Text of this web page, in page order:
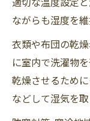
ながらも湿度を維
衣類や布団の乾
に室内で洗濯物
乾燥させるため
などして湿気を取